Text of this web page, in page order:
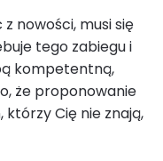
nowości, musi się
tego zabiegu i
kompetentną,
że proponowanie
Cię nie znają,